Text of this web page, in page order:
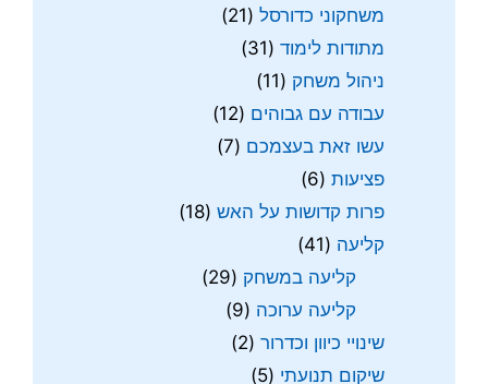
משחקוני כדורסל (21)
מתודות לימוד (31)
ניהול משחק (11)
עבודה עם גבוהים (12)
עשו זאת בעצמכם (7)
פציעות (6)
פרות קדושות על האש (18)
קליעה (41)
קליעה במשחק (29)
קליעה ערוכה (9)
שינויי כיוון וכדרור (2)
שיקום תנועתי (5)